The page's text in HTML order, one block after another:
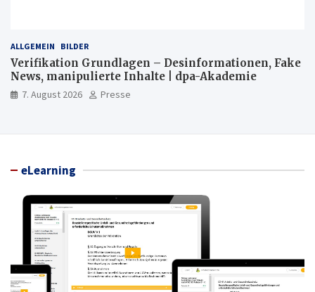
ALLGEMEIN BILDER
Verifikation Grundlagen – Desinformationen, Fake
News, manipulierte Inhalte | dpa-Akademie
7. August 2026 Presse
eLearning